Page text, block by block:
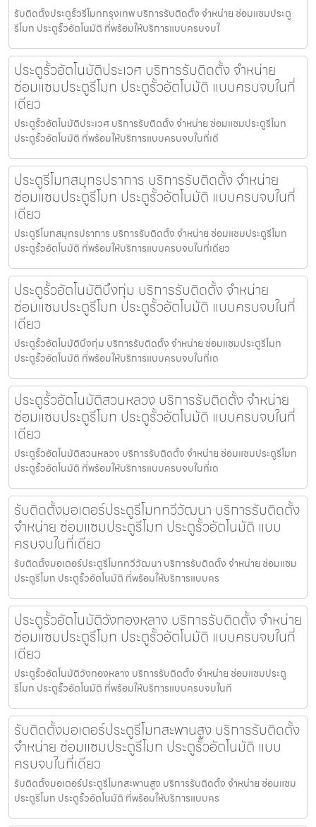
รับติดตั้งประตูรั้วรีโมทกรุงเทพ บริการรับติดตั้ง จำหน่าย ซ่อมแซมประตู
รีโมท ประตูรั้วอัตโนมัติ ที่พร้อมให้บริการแบบครบจบใ
ประตูรั้วอัตโนมัติประเวศ บริการรับติดตั้ง จำหน่าย
ซ่อมแซมประตูรีโมท ประตูรั้วอัตโนมัติ แบบครบจบในที่
เดียว
ประตูรั้วอัตโนมัติประเวศ บริการรับติดตั้ง จำหน่าย ซ่อมแซมประตูรีโมท
ประตูรั้วอัตโนมัติ ที่พร้อมให้บริการแบบครบจบในที่เดี
ประตูรีโมทสมุทรปราการ บริการรับติดตั้ง จำหน่าย
ซ่อมแซมประตูรีโมท ประตูรั้วอัตโนมัติ แบบครบจบในที่
เดียว
ประตูรีโมทสมุทรปราการ บริการรับติดตั้ง จำหน่าย ซ่อมแซมประตูรีโมท
ประตูรั้วอัตโนมัติ ที่พร้อมให้บริการแบบครบจบในที่เดียว
ประตูรั้วอัตโนมัติบึงกุ่ม บริการรับติดตั้ง จำหน่าย
ซ่อมแซมประตูรีโมท ประตูรั้วอัตโนมัติ แบบครบจบในที่
เดียว
ประตูรั้วอัตโนมัติบึงกุ่ม บริการรับติดตั้ง จำหน่าย ซ่อมแซมประตูรีโมท
ประตูรั้วอัตโนมัติ ที่พร้อมให้บริการแบบครบจบในที่เด
ประตูรั้วอัตโนมัติสวนหลวง บริการรับติดตั้ง จำหน่าย
ซ่อมแซมประตูรีโมท ประตูรั้วอัตโนมัติ แบบครบจบในที่
เดียว
ประตูรั้วอัตโนมัติสวนหลวง บริการรับติดตั้ง จำหน่าย ซ่อมแซมประตูรีโมท
ประตูรั้วอัตโนมัติ ที่พร้อมให้บริการแบบครบจบในที่เด
รับติดตั้งมอเตอร์ประตูรีโมททวีวัฒนา บริการรับติดตั้ง
จำหน่าย ซ่อมแซมประตูรีโมท ประตูรั้วอัตโนมัติ แบบ
ครบจบในที่เดียว
รับติดตั้งมอเตอร์ประตูรีโมททวีวัฒนา บริการรับติดตั้ง จำหน่าย ซ่อมแซม
ประตูรีโมท ประตูรั้วอัตโนมัติ ที่พร้อมให้บริการแบบคร
ประตูรั้วอัตโนมัติวังทองหลาง บริการรับติดตั้ง จำหน่าย
ซ่อมแซมประตูรีโมท ประตูรั้วอัตโนมัติ แบบครบจบในที่
เดียว
ประตูรั้วอัตโนมัติวังทองหลาง บริการรับติดตั้ง จำหน่าย ซ่อมแซมประตู
รีโมท ประตูรั้วอัตโนมัติ ที่พร้อมให้บริการแบบครบจบในที
รับติดตั้งมอเตอร์ประตูรีโมทสะพานสูง บริการรับติดตั้ง
จำหน่าย ซ่อมแซมประตูรีโมท ประตูรั้วอัตโนมัติ แบบ
ครบจบในที่เดียว
รับติดตั้งมอเตอร์ประตูรีโมทสะพานสูง บริการรับติดตั้ง จำหน่าย ซ่อมแซม
ประตูรีโมท ประตูรั้วอัตโนมัติ ที่พร้อมให้บริการแบบคร